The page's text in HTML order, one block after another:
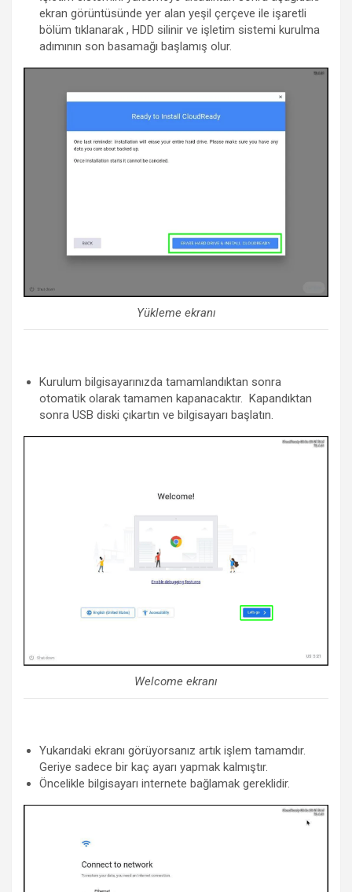
ekran görüntüsünde yer alan yeşil çerçeve ile işaretli
bölüm tıklanarak , HDD silinir ve işletim sistemi kurulma
adımının son basamağı başlamış olur.
Yükleme ekranı
Kurulum bilgisayarınızda tamamlandıktan sonra
otomatik olarak tamamen kapanacaktır. Kapandıktan
sonra USB diski çıkartın ve bilgisayarı başlatın.
Welcome ekranı
Yukarıdaki ekranı görüyorsanız artık işlem tamamdır.
Geriye sadece bir kaç ayarı yapmak kalmıştır.
Öncelikle bilgisayarı internete bağlamak gereklidir.